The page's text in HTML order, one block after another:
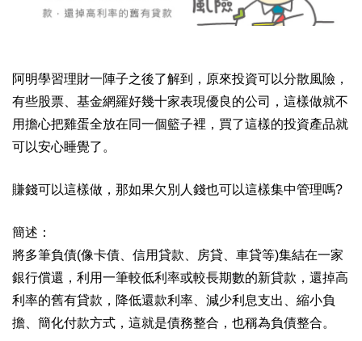
阿明學習理財一陣子之後了解到，原來投資可以分散風險，
有些股票、基金網羅好幾十家表現優良的公司，這樣做就不
用擔心把雞蛋全放在同一個籃子裡，買了這樣的投資產品就
可以安心睡覺了。
賺錢可以這樣做，那如果欠別人錢也可以這樣集中管理嗎?
簡述：
將多筆負債(像卡債、信用貸款、房貸、車貸等)集結在一家
銀行償還，利用一筆較低利率或較長期數的新貸款，還掉高
利率的舊有貸款，降低還款利率、減少利息支出、縮小負
擔、簡化付款方式，這就是債務整合，也稱為負債整合。